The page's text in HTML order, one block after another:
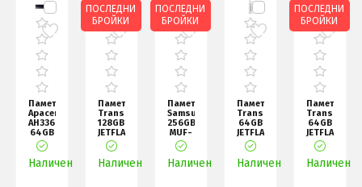
Памет
Apacer
AH336
64GB
Black
-
USB2.0
Наличен
Памет
Transcend
128GB
JETFLASH
760,
USB
3.0
Наличен
ПОСЛЕДНИ
БРОЙКИ
Памет
Samsung
256GB
MUF-
256BE3
Champaign
Silver
Наличен
ПОСЛЕДНИ
БРОЙКИ
Памет
Transcend
64GB
JETFLASH
730,
USB
3.0
Наличен
Памет
Transcend
64GB
JETFLASH
790,
USB
3.1,
Наличен
ПОСЛЕДНИ
БРОЙКИ